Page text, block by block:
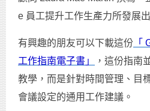
e 員工提升工作生產力所發展
有興趣的朋友可以下載這份 「
工作指南電子書」
，這份指南
教學，而是針對時間管理、目
會議設定的通用工作建議。